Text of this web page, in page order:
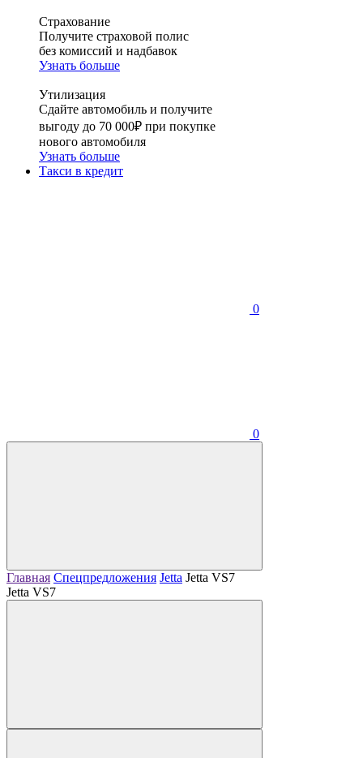
Страхование
Получите страховой полис
без комиссий и надбавок
Узнать больше
Утилизация
Сдайте автомобиль и получите
выгоду до 70 000₽ при покупке
нового автомобиля
Узнать больше
Такси в кредит
0
0
Главная Спецпредложения Jetta Jetta VS7
Jetta VS7